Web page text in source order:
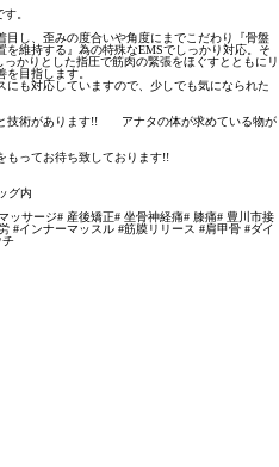
。
し、歪みの度合いや角度にまでこだわり『骨盤
維持する』為の特殊なEMSでしっかり対応。そ
かりとした指圧で筋肉の緊張をほぐすとともにリ
目指します。
も対応していますので、少しでも気になられた
技術があります!! アナタの体が求めている物が
もってお待ち致しております!!
グ内
サージ# 産後矯正# 坐骨神経痛# 膝痛# 豊川市接
#インナーマッスル #筋膜リリース #肩甲骨 #ダイ
チ